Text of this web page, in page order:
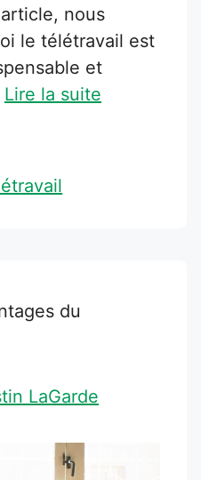
nous
le télétravail est
et
Lire la suite
du
LaGarde